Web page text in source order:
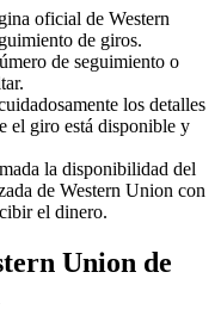
oficial de Western
de giros.
de seguimiento o
los detalles
el giro está disponible y
la disponibilidad del
de Western Union con
el dinero.
Union de